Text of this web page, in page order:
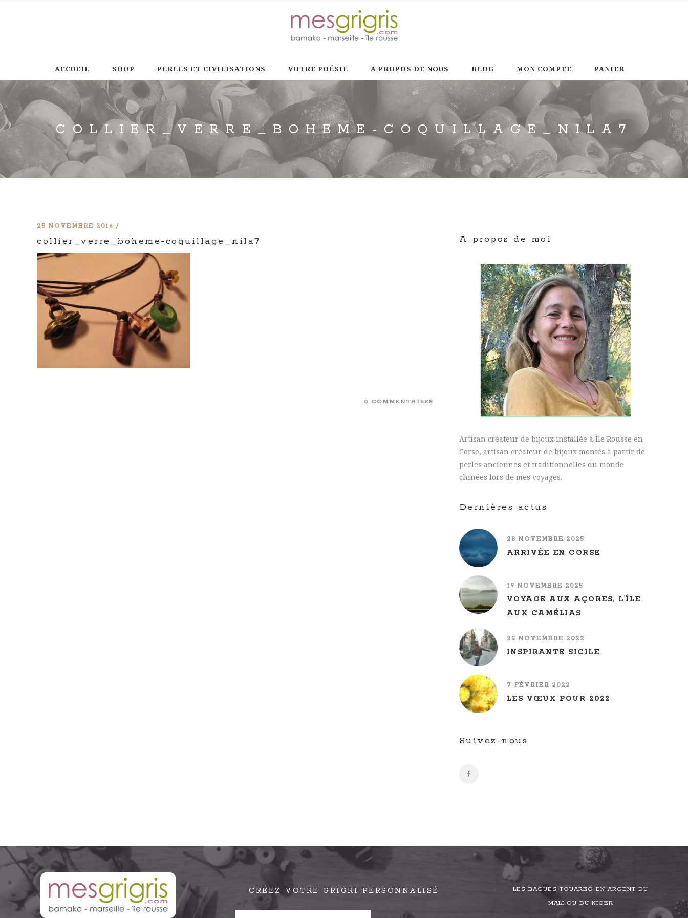
ACCUEIL SHOP PERLES ET CIVILISATIONS VOTRE POÉSIE A PROPOS DE NOUS BLOG MON COMPTE PANIER
COLLIER_VERRE_BOHEME-COQUILLAGE_NILA7
25 NOVEMBRE 2016
collier_verre_boheme-coquillage_nila7
0 COMMENTAIRES
A propos de moi
Artisan créateur de bijoux installée à Île Rousse en
Corse, artisan créateur de bijoux montés à partir de
perles anciennes et traditionnelles du monde
chinées lors de mes voyages.
Dernières actus
28 NOVEMBRE 2025
ARRIVÉE EN CORSE
19 NOVEMBRE 2025
VOYAGE AUX AÇORES, L’ÎLE
AUX CAMÉLIAS
25 NOVEMBRE 2022
INSPIRANTE SICILE
7 FÉVRIER 2022
LES VŒUX POUR 2022
Suivez-nous
CRÉEZ VOTRE GRIGRI PERSONNALISÉ
LES BAGUES TOUAREG EN ARGENT DU
MALI OU DU NIGER